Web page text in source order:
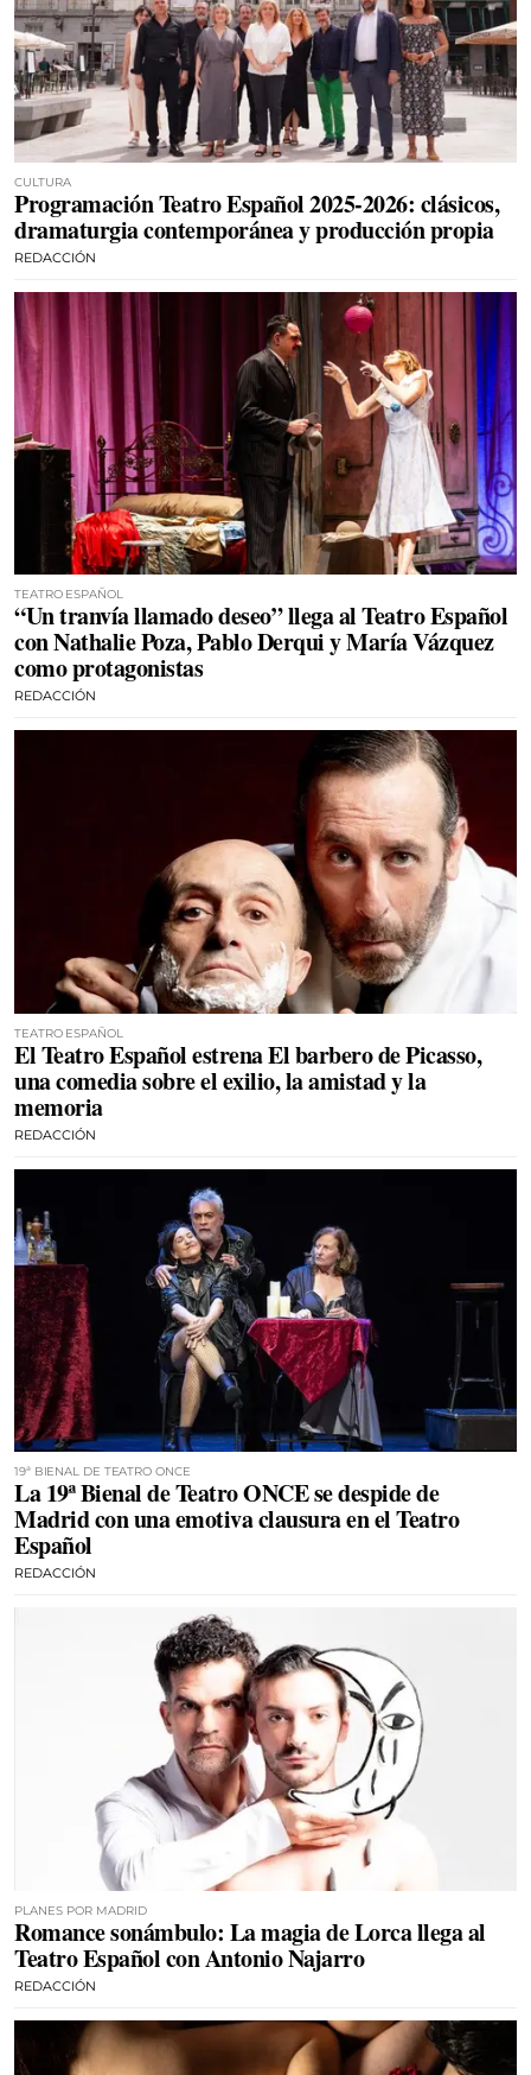
CULTURA
Programación Teatro Español 2025-2026: clásicos,
dramaturgia contemporánea y producción propia
REDACCIÓN
TEATRO ESPAÑOL
“Un tranvía llamado deseo” llega al Teatro Español
con Nathalie Poza, Pablo Derqui y María Vázquez
como protagonistas
REDACCIÓN
TEATRO ESPAÑOL
El Teatro Español estrena El barbero de Picasso,
una comedia sobre el exilio, la amistad y la
memoria
REDACCIÓN
19ª BIENAL DE TEATRO ONCE
La 19ª Bienal de Teatro ONCE se despide de
Madrid con una emotiva clausura en el Teatro
Español
REDACCIÓN
PLANES POR MADRID
Romance sonámbulo: La magia de Lorca llega al
Teatro Español con Antonio Najarro
REDACCIÓN